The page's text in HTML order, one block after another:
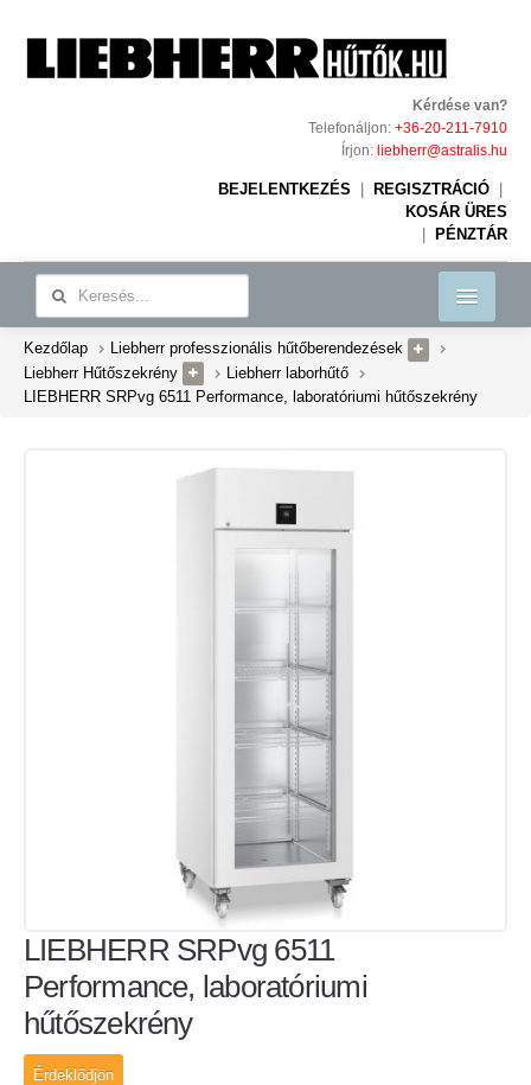
Kérdése van?
Telefonáljon: +36-20-211-7910
Írjon: liebherr@astralis.hu
BEJELENTKEZÉS REGISZTRÁCIÓ
KOSÁR ÜRES
PÉNZTÁR
Liebherr ipari hűtőberendezések
Rólunk
Kezdőlap
Liebherr professzionális hűtőberendezések
Liebherr Hűtőszekrény
Liebherr laborhűtő
LIEBHERR SRPvg 6511 Performance, laboratóriumi hűtőszekrény
LIEBHERR SRPvg 6511
Performance, laboratóriumi
hűtőszekrény
Érdeklődjön